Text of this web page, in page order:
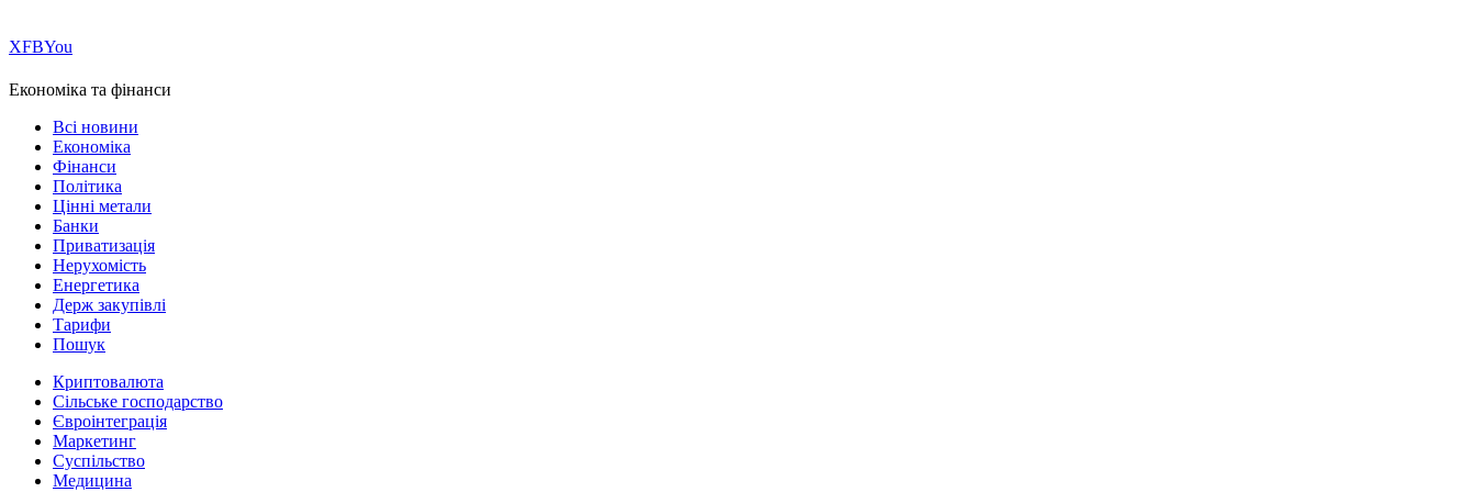
ХFBYou
Економіка та фінанси
Всі новини
Економіка
Фінанси
Політика
Цінні метали
Банки
Приватизація
Нерухомість
Енергетика
Держ закупівлі
Тарифи
Пошук
Криптовалюта
Сільське господарство
Євроінтеграція
Маркетинг
Суспільство
Медицина